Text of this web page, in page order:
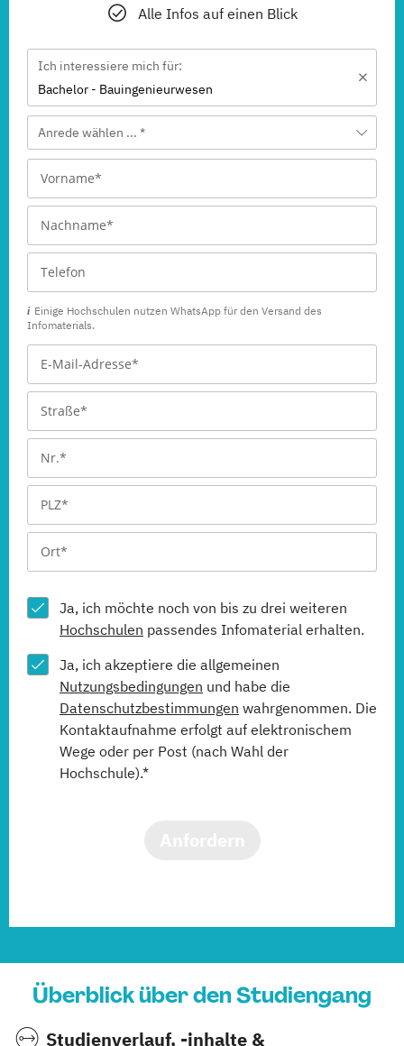
Alle Infos auf einen Blick
Ich interessiere mich für:
Bachelor - Bauingenieurwesen
Anrede wählen ... *
Einige Hochschulen nutzen WhatsApp für den Versand des
Infomaterials.
Ja, ich möchte noch von bis zu drei weiteren
Hochschulen passendes Infomaterial erhalten.
Ja, ich akzeptiere die allgemeinen
Nutzungsbedingungen und habe die
Datenschutzbestimmungen wahrgenommen. Die
Kontaktaufnahme erfolgt auf elektronischem
Wege oder per Post (nach Wahl der
Hochschule).*
Überblick über den Studiengang
Studienverlauf, -inhalte &